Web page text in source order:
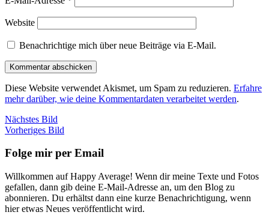
Website
Benachrichtige mich über neue Beiträge via E-Mail.
Diese Website verwendet Akismet, um Spam zu reduzieren. Erfahre
mehr darüber, wie deine Kommentardaten verarbeitet werden.
Nächstes Bild
Vorheriges Bild
Folge mir per Email
Willkommen auf Happy Average! Wenn dir meine Texte und Fotos
gefallen, dann gib deine E-Mail-Adresse an, um den Blog zu
abonnieren. Du erhältst dann eine kurze Benachrichtigung, wenn
hier etwas Neues veröffentlicht wird.